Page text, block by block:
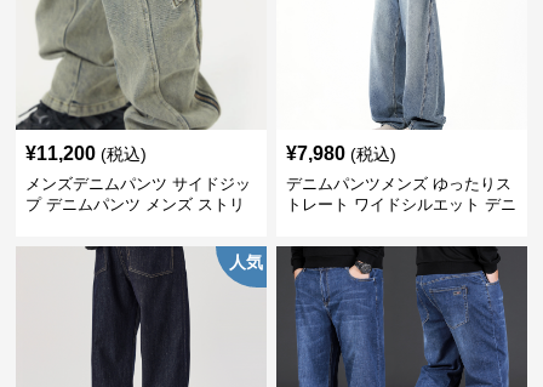
¥11,200 (税込)
メンズデニムパンツ サイドジッ
プ デニムパンツ メンズ ストリ
¥7,980 (税込)
デニムパンツメンズ ゆったりス
トレート ワイドシルエット デニ
人気